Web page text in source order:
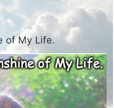
of My Life.